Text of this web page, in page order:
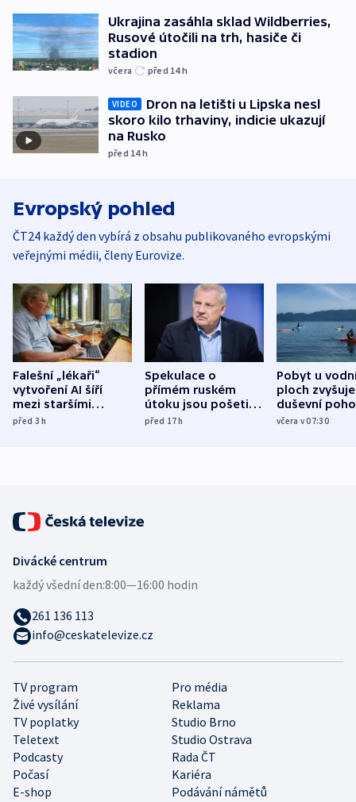
Ukrajina zasáhla sklad Wildberries,
Rusové útočili na trh, hasiče či
stadion
včera před 14h
VIDEO
Dron na letišti u Lipska nesl
skoro kilo trhaviny, indicie ukazují
na Rusko
před 14h
Evropský pohled
ČT24 každý den vybírá z obsahu publikovaného evropskými
veřejnými médii, členy Eurovize.
Falešní „lékaři“
vytvoření AI šíří
mezi staršími
Poláky nebezpečné
před 3h
Spekulace o
přímém ruském
útoku jsou pošetilé,
míní estonský
před 17h
Pobyt u
ploch zvyšuje
duševní
ukázala
včera v 07:30
TV program
Pro média
Živé vysílání
Reklama
TV poplatky
Studio Brno
Teletext
Studio Ostrava
Podcasty
Rada ČT
Počasí
Kariéra
E-shop
Podávání námětů
Divácké centrum
každý všední den:8:00—16:00 hodin
261 136 113
info@ceskatelevize.cz